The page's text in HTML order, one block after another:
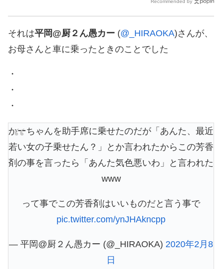
Recommended by
それは平岡@厨２ん愚カー (@_HIRAOKA)さんが、
お母さんと車に乗ったときのことでした
・
・
・
かーちゃんを助手席に乗せたのだが「あんた、最近
若い女の子乗せたん？」とか言われたからこの芳香
剤の事を言ったら「あんた気色悪いわ」と言われた
www
って事でこの芳香剤はいいものだと言う事で
pic.twitter.com/ynJHAkncpp
— 平岡@厨２ん愚カー (@_HIRAOKA) 2020年2月8
日